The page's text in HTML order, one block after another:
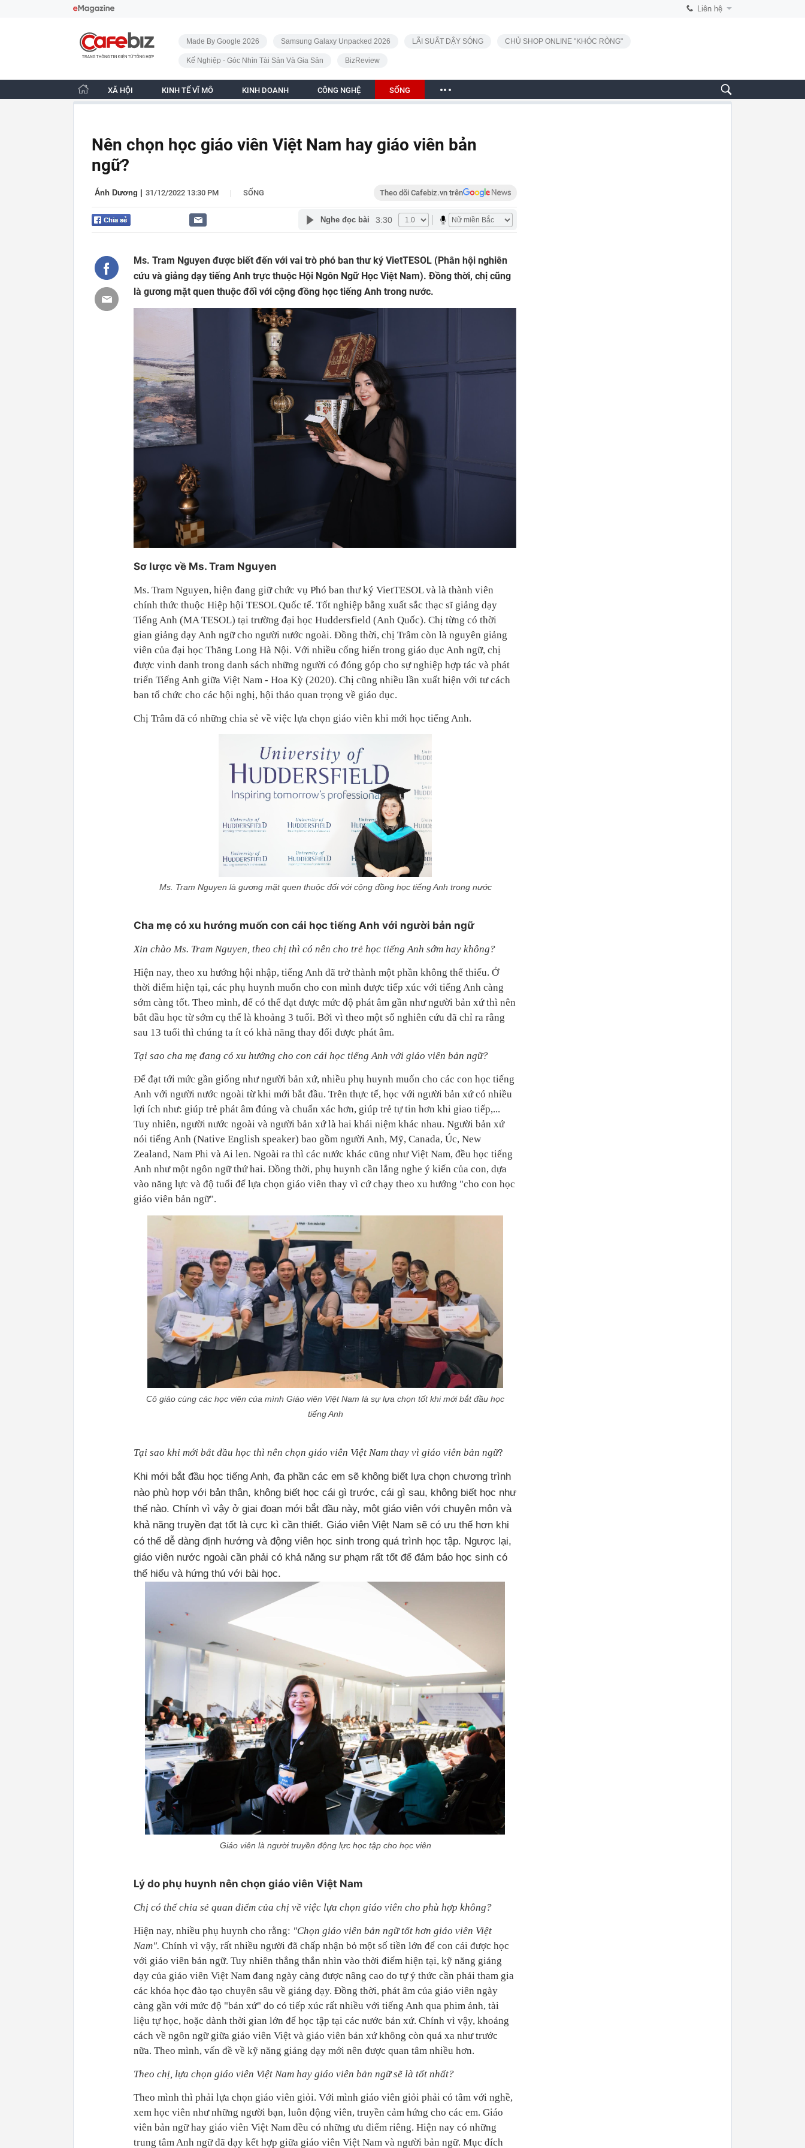
Liên hệ
CafeBiz - Trang chủ
Made By Google 2026 Samsung Galaxy Unpacked 2026 LÃI SUẤT DẬY SÓNG CHỦ SHOP ONLINE "KHÓC RÒNG"
Kế Nghiệp - Góc Nhìn Tài Sản Và Gia Sản BizReview
XÃ HỘI KINH TẾ VĨ MÔ KINH DOANH CÔNG NGHỆ SỐNG
Nên chọn học giáo viên Việt Nam hay giáo viên bản
ngữ?
Ánh Dương 31/12/2022 13:30 PM | SỐNG Theo dõi Cafebiz.vn trên
Nghe đọc bài 3:30
Ms. Tram Nguyen được biết đến với vai trò phó ban thư ký VietTESOL (Phân hội nghiên
cứu và giảng dạy tiếng Anh trực thuộc Hội Ngôn Ngữ Học Việt Nam). Đồng thời, chị cũng
là gương mặt quen thuộc đối với cộng đồng học tiếng Anh trong nước.
Sơ lược về Ms. Tram Nguyen
Ms. Tram Nguyen, hiện đang giữ chức vụ Phó ban thư ký VietTESOL và là thành viên
chính thức thuộc Hiệp hội TESOL Quốc tế. Tốt nghiệp bằng xuất sắc thạc sĩ giảng dạy
Tiếng Anh (MA TESOL) tại trường đại học Huddersfield (Anh Quốc). Chị từng có thời
gian giảng dạy Anh ngữ cho người nước ngoài. Đồng thời, chị Trâm còn là nguyên giảng
viên của đại học Thăng Long Hà Nội. Với nhiều cống hiến trong giáo dục Anh ngữ, chị
được vinh danh trong danh sách những người có đóng góp cho sự nghiệp hợp tác và phát
triển Tiếng Anh giữa Việt Nam - Hoa Kỳ (2020). Chị cũng nhiều lần xuất hiện với tư cách
ban tổ chức cho các hội nghị, hội thảo quan trọng về giáo dục.
Chị Trâm đã có những chia sẻ về việc lựa chọn giáo viên khi mới học tiếng Anh.
Ms. Tram Nguyen là gương mặt quen thuộc đối với cộng đồng học tiếng Anh trong nước
Cha mẹ có xu hướng muốn con cái học tiếng Anh với người bản ngữ
Xin chào Ms. Tram Nguyen, theo chị thì có nên cho trẻ học tiếng Anh sớm hay không?
Hiện nay, theo xu hướng hội nhập, tiếng Anh đã trở thành một phần không thể thiếu. Ở
thời điểm hiện tại, các phụ huynh muốn cho con mình được tiếp xúc với tiếng Anh càng
sớm càng tốt. Theo mình, để có thể đạt được mức độ phát âm gần như người bản xứ thì nên
bắt đầu học từ sớm cụ thể là khoảng 3 tuổi. Bởi vì theo một số nghiên cứu đã chỉ ra rằng
sau 13 tuổi thì chúng ta ít có khả năng thay đổi được phát âm.
Tại sao cha mẹ đang có xu hướng cho con cái học tiếng Anh với giáo viên bản ngữ?
Để đạt tới mức gần giống như người bản xứ, nhiều phụ huynh muốn cho các con học tiếng
Anh với người nước ngoài từ khi mới bắt đầu. Trên thực tế, học với người bản xứ có nhiều
lợi ích như: giúp trẻ phát âm đúng và chuẩn xác hơn, giúp trẻ tự tin hơn khi giao tiếp,...
Tuy nhiên, người nước ngoài và người bản xứ là hai khái niệm khác nhau. Người bản xứ
nói tiếng Anh (Native English speaker) bao gồm người Anh, Mỹ, Canada, Úc, New
Zealand, Nam Phi và Ai len. Ngoài ra thì các nước khác cũng như Việt Nam, đều học tiếng
Anh như một ngôn ngữ thứ hai. Đồng thời, phụ huynh cần lắng nghe ý kiến của con, dựa
vào năng lực và độ tuổi để lựa chọn giáo viên thay vì cứ chạy theo xu hướng "cho con học
giáo viên bản ngữ".
Cô giáo cùng các học viên của mình Giáo viên Việt Nam là sự lựa chọn tốt khi mới bắt đầu học
tiếng Anh
Tại sao khi mới bắt đầu học thì nên chọn giáo viên Việt Nam thay vì giáo viên bản ngữ?
Khi mới bắt đầu học tiếng Anh, đa phần các em sẽ không biết lựa chọn chương trình
nào phù hợp với bản thân, không biết học cái gì trước, cái gì sau, không biết học như
thế nào. Chính vì vậy ở giai đoạn mới bắt đầu này, một giáo viên với chuyên môn và
khả năng truyền đạt tốt là cực kì cần thiết. Giáo viên Việt Nam sẽ có ưu thế hơn khi
có thể dễ dàng định hướng và động viên học sinh trong quá trình học tập. Ngược lại,
giáo viên nước ngoài cần phải có khả năng sư phạm rất tốt để đảm bảo học sinh có
thể hiểu và hứng thú với bài học.
Giáo viên là người truyền động lực học tập cho học viên
Lý do phụ huynh nên chọn giáo viên Việt Nam
Chị có thểchia sẻ quan điểm của chị về việc lựa chọn giáo viên cho phù hợp không?
Hiện nay, nhiều phụ huynh cho rằng: "Chọn giáo viên bản ngữtốt hơn giáo viên Việt
Nam". Chính vì vậy, rất nhiều người đã chấp nhận bỏ một số tiền lớn để con cái được học
với giáo viên bản ngữ. Tuy nhiên thẳng thắn nhìn vào thời điểm hiện tại, kỹ năng giảng
dạy của giáo viên Việt Nam đang ngày càng được nâng cao do tự ý thức cần phải tham gia
các khóa học đào tạo chuyên sâu về giảng dạy. Đồng thời, phát âm của giáo viên ngày
càng gần với mức độ "bản xứ" do có tiếp xúc rất nhiều với tiếng Anh qua phim ảnh, tài
liệu tự học, hoặc dành thời gian lớn để học tập tại các nước bản xứ. Chính vì vậy, khoảng
cách về ngôn ngữ giữa giáo viên Việt và giáo viên bản xứ không còn quá xa như trước
nữa. Theo mình, vấn đề về kỹ năng giảng dạy mới nên được quan tâm nhiều hơn.
Theo chị, lựa chọn giáo viên Việt Nam hay giáo viên bản ngữ sẽ là tốt nhất?
Theo mình thì phải lựa chọn giáo viên giỏi. Với mình giáo viên giỏi phải có tâm với nghề,
xem học viên như những người bạn, luôn động viên, truyền cảm hứng cho các em. Giáo
viên bản ngữ hay giáo viên Việt Nam đều có những ưu điểm riêng. Hiện nay có những
trung tâm Anh ngữ đã dạy kết hợp giữa giáo viên Việt Nam và người bản ngữ. Mục đích